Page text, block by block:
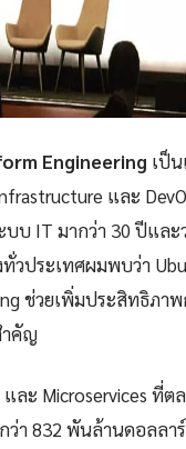
Engineering เป็
และ
บ IT มากว่า 30 ปีและ
วประเทศผมพบว่า
ช่วยเพิ่มประสิทธิภา
ำคัญ
ละ Microservices ที่ต
ว่า 832 พันล้านดอลลา